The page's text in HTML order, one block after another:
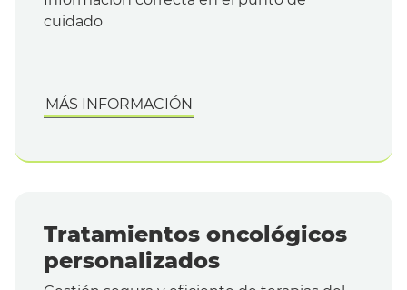
cuidado
MÁS INFORMACIÓN
Tratamientos oncológicos
personalizados